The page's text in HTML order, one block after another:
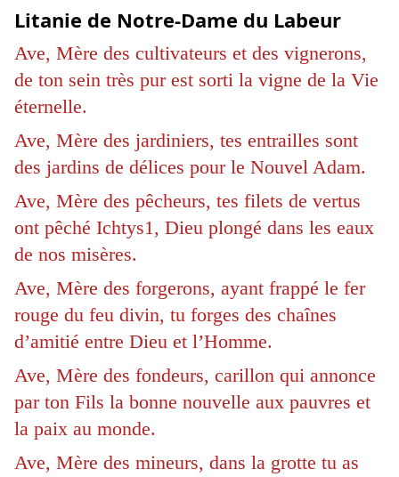
Litanie de Notre-Dame du Labeur
Ave, Mère des cultivateurs et des vignerons,
de ton sein très pur est sorti la vigne de la Vie
éternelle.
Ave, Mère des jardiniers, tes entrailles sont
des jardins de délices pour le Nouvel Adam.
Ave, Mère des pêcheurs, tes filets de vertus
ont pêché Ichtys1, Dieu plongé dans les eaux
de nos misères.
Ave, Mère des forgerons, ayant frappé le fer
rouge du feu divin, tu forges des chaînes
d’amitié entre Dieu et l’Homme.
Ave, Mère des fondeurs, carillon qui annonce
par ton Fils la bonne nouvelle aux pauvres et
la paix au monde.
Ave, Mère des mineurs, dans la grotte tu as